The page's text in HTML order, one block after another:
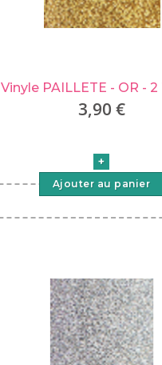
Vinyle PAILLETE - OR - 2
3,90 €
Ajouter au panier